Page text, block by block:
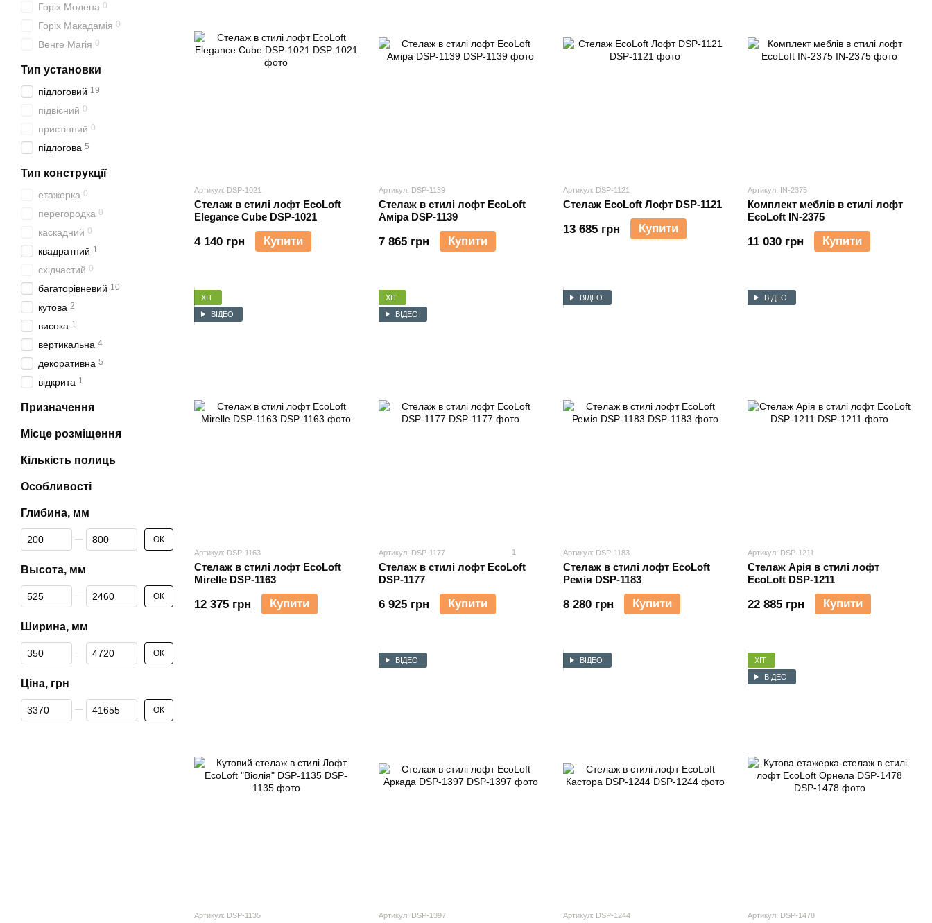
Артикул: DSP-1021
Стелаж в стилі лофт EcoLoft
Elegance Cube DSP-1021
4 140 грн Купити
Артикул: DSP-1139
Стелаж в стилі лофт EcoLoft
Аміра DSP-1139
7 865 грн Купити
Артикул: DSP-1121
Стелаж EcoLoft Лофт DSP-1121
13 685 грн Купити
Артикул: IN-2375
Комплект меблів в стилі лофт
EcoLoft IN-2375
11 030 грн Купити
ХІТ
ВІДЕО
Артикул: DSP-1163
Стелаж в стилі лофт EcoLoft
Mirelle DSP-1163
12 375 грн Купити
ХІТ
ВІДЕО
Артикул: DSP-1177 1
Стелаж в стилі лофт EcoLoft
DSP-1177
6 925 грн Купити
ВІДЕО
Артикул: DSP-1183
Стелаж в стилі лофт EcoLoft
Ремія DSP-1183
8 280 грн Купити
ВІДЕО
Артикул: DSP-1211
Стелаж Арія в стилі лофт
EcoLoft DSP-1211
22 885 грн Купити
Артикул: DSP-1135
ВІДЕО
Артикул: DSP-1397
ВІДЕО
Артикул: DSP-1244
ХІТ
ВІДЕО
Артикул: DSP-1478
Горіх Модена 0
Горіх Макадамія 0
Венге Магія 0
Тип установки
підлоговий 19
підвісний 0
пристінний 0
підлогова 5
Тип конструкції
етажерка 0
перегородка 0
каскадний 0
квадратний 1
східчастий 0
багаторівневий 10
кутова 2
висока 1
вертикальна 4
декоративна 5
відкрита 1
Призначення
Місце розміщення
Кількість полиць
Особливості
Глибина, мм
Від Глибина, мм
До Глибина, мм ОК
Высота, мм
Від Высота, мм
До Высота, мм ОК
Ширина, мм
Від Ширина, мм
До Ширина, мм ОК
Ціна, грн
Від Ціна, грн
До Ціна, грн ОК